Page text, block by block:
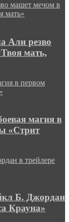
машет мечом в
мать»
Али резво
мать,
в первом
магия в
«Стрит
в трейлере
Б. Джордан
Крауна»